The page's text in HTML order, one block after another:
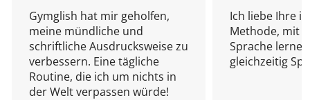
Gymglish hat mir geholfen,
meine mündliche und
schriftliche Ausdrucksweise zu
verbessern. Eine tägliche
Routine, die ich um nichts in
der Welt verpassen würde!
Ich liebe Ihre
Methode, mit
Sprache
gleichzeitig